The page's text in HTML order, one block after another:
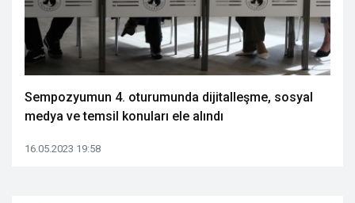
Sempozyumun 4. oturumunda dijitalleşme, sosyal
medya ve temsil konuları ele alındı
16.05.2023 19:58